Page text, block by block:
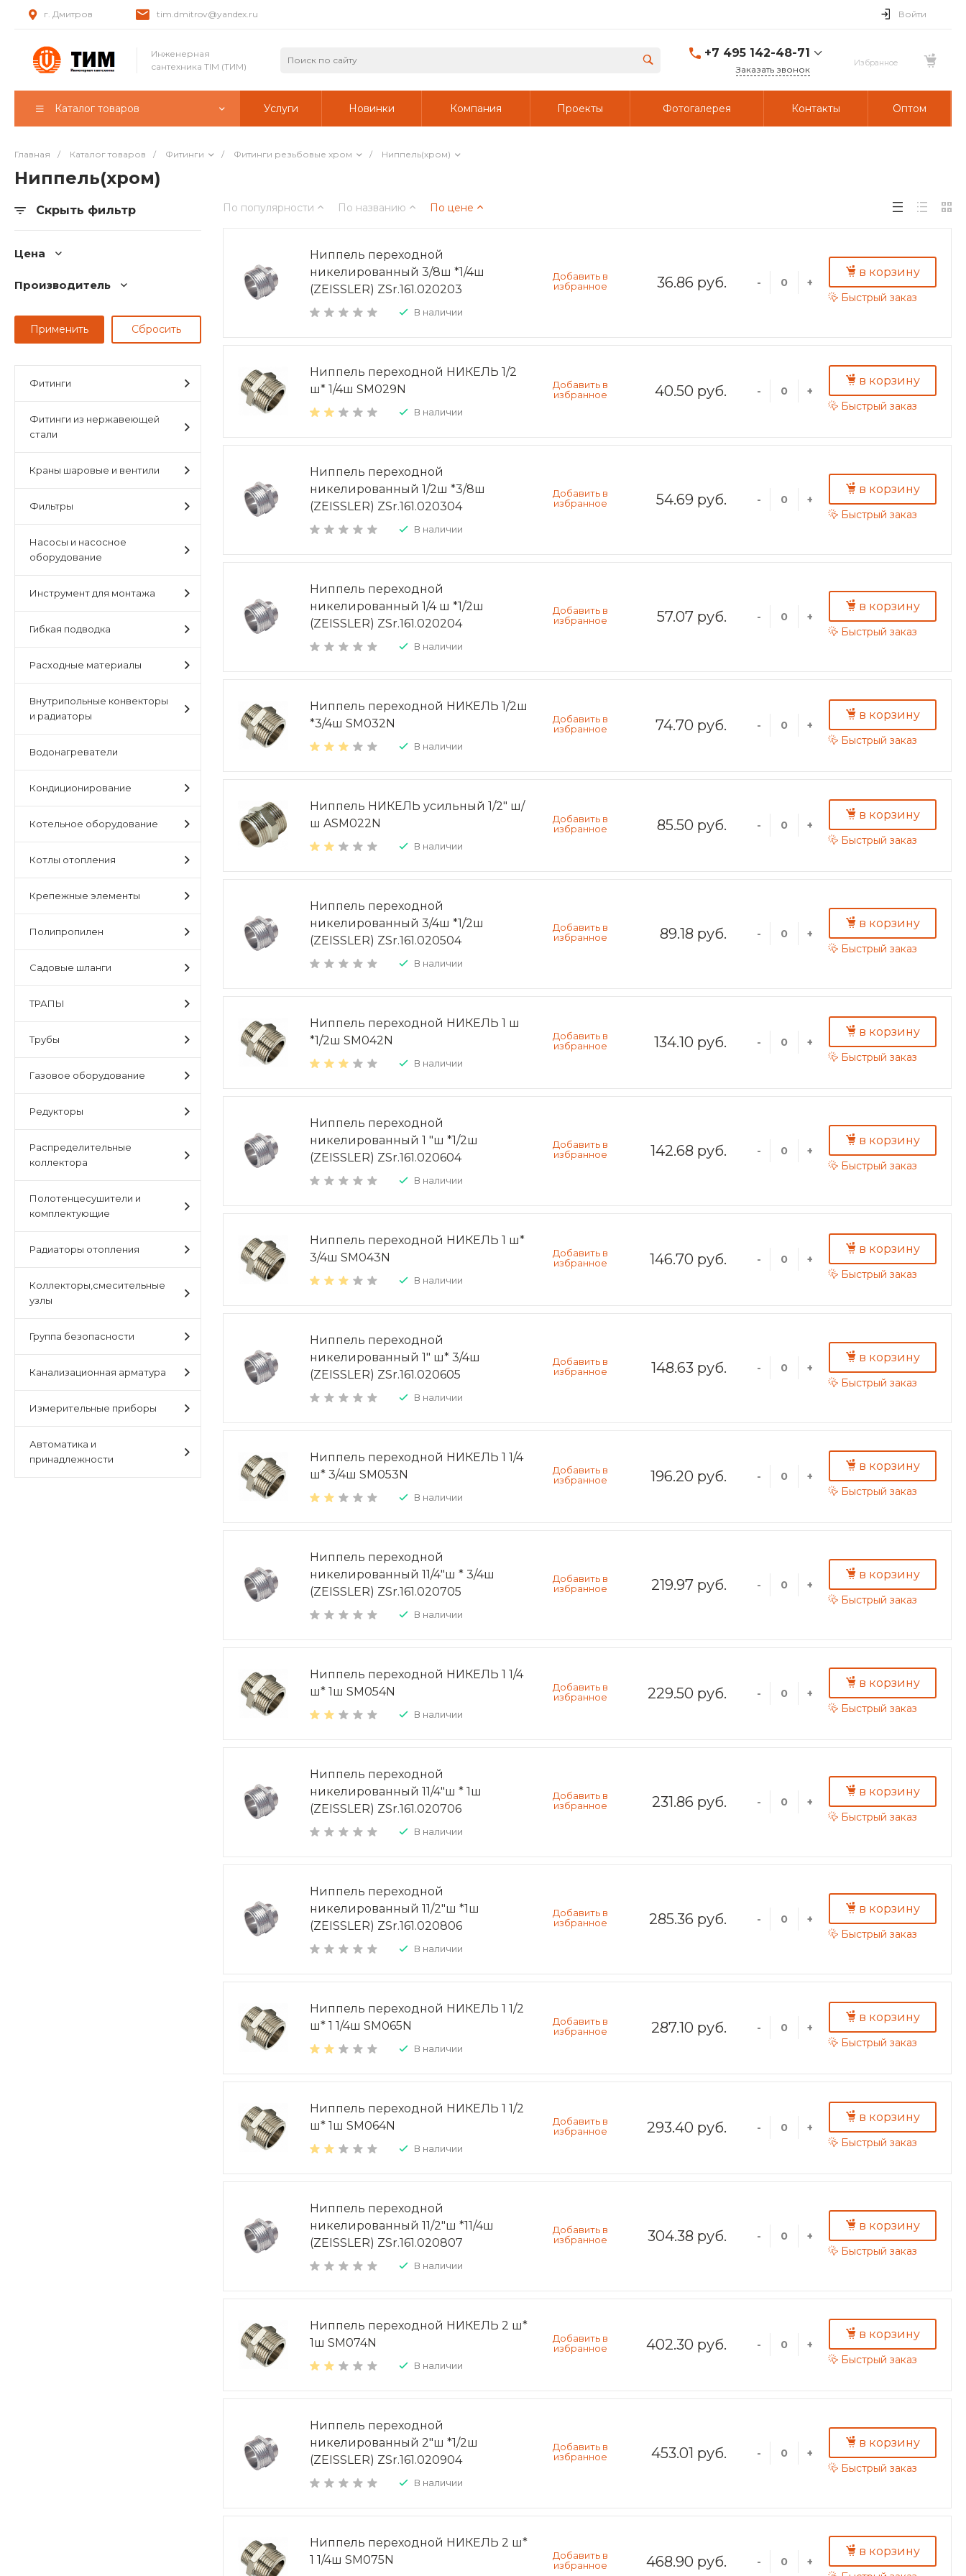
г. Дмитров tim.dmitrov@yandex.ru Войти
Инженерная
сантехника TIM (ТИМ)
+7 495 142-48-71
Заказать звонок
Каталог товаров Услуги Новинки Компания Проекты Фотогалерея Контакты Оптом
Главная / Каталог товаров / Фитинги / Фитинги резьбовые хром / Ниппель(хром)
Ниппель(хром)
Скрыть фильтр
Цена
Производитель
Фитинги
Фитинги из нержавеющей
стали
Краны шаровые и вентили
Фильтры
Насосы и насосное
оборудование
Инструмент для монтажа
Гибкая подводка
Расходные материалы
Внутрипольные конвекторы
и радиаторы
Водонагреватели
Кондиционирование
Котельное оборудование
Котлы отопления
Крепежные элементы
Полипропилен
Садовые шланги
ТРАПЫ
Трубы
Газовое оборудование
Редукторы
Распределительные
коллектора
Полотенцесушители и
комплектующие
Радиаторы отопления
Коллекторы,смесительные
узлы
Группа безопасности
Канализационная арматура
Измерительные приборы
Автоматика и
принадлежности
По популярности По названию По цене
Ниппель переходной
никелированный 3/8ш *1/4ш
(ZEISSLER) ZSr.161.020203
В наличии
36.86 руб. - +
в корзину
Быстрый заказ
Ниппель переходной НИКЕЛЬ 1/2
ш* 1/4ш SM029N
В наличии
40.50 руб. - +
в корзину
Быстрый заказ
Ниппель переходной
никелированный 1/2ш *3/8ш
(ZEISSLER) ZSr.161.020304
В наличии
54.69 руб. - +
в корзину
Быстрый заказ
Ниппель переходной
никелированный 1/4 ш *1/2ш
(ZEISSLER) ZSr.161.020204
В наличии
57.07 руб. - +
в корзину
Быстрый заказ
Ниппель переходной НИКЕЛЬ 1/2ш
*3/4ш SM032N
В наличии
74.70 руб. - +
в корзину
Быстрый заказ
Ниппель НИКЕЛЬ усильный 1/2" ш/
ш ASM022N
В наличии
85.50 руб. - +
в корзину
Быстрый заказ
Ниппель переходной
никелированный 3/4ш *1/2ш
(ZEISSLER) ZSr.161.020504
В наличии
89.18 руб. - +
в корзину
Быстрый заказ
Ниппель переходной НИКЕЛЬ 1 ш
*1/2ш SM042N
В наличии
134.10 руб. - +
в корзину
Быстрый заказ
Ниппель переходной
никелированный 1 "ш *1/2ш
(ZEISSLER) ZSr.161.020604
В наличии
142.68 руб. - +
в корзину
Быстрый заказ
Ниппель переходной НИКЕЛЬ 1 ш*
3/4ш SM043N
В наличии
146.70 руб. - +
в корзину
Быстрый заказ
Ниппель переходной
никелированный 1" ш* 3/4ш
(ZEISSLER) ZSr.161.020605
В наличии
148.63 руб. - +
в корзину
Быстрый заказ
Ниппель переходной НИКЕЛЬ 1 1/4
ш* 3/4ш SM053N
В наличии
196.20 руб. - +
в корзину
Быстрый заказ
Ниппель переходной
никелированный 11/4"ш * 3/4ш
(ZEISSLER) ZSr.161.020705
В наличии
219.97 руб. - +
в корзину
Быстрый заказ
Ниппель переходной НИКЕЛЬ 1 1/4
ш* 1ш SM054N
В наличии
229.50 руб. - +
в корзину
Быстрый заказ
Ниппель переходной
никелированный 11/4"ш * 1ш
(ZEISSLER) ZSr.161.020706
В наличии
231.86 руб. - +
в корзину
Быстрый заказ
Ниппель переходной
никелированный 11/2"ш *1ш
(ZEISSLER) ZSr.161.020806
В наличии
285.36 руб. - +
в корзину
Быстрый заказ
Ниппель переходной НИКЕЛЬ 1 1/2
ш* 1 1/4ш SM065N
В наличии
287.10 руб. - +
в корзину
Быстрый заказ
Ниппель переходной НИКЕЛЬ 1 1/2
ш* 1ш SM064N
В наличии
293.40 руб. - +
в корзину
Быстрый заказ
Ниппель переходной
никелированный 11/2"ш *11/4ш
(ZEISSLER) ZSr.161.020807
В наличии
304.38 руб. - +
в корзину
Быстрый заказ
Ниппель переходной НИКЕЛЬ 2 ш*
1ш SM074N
В наличии
402.30 руб. - +
в корзину
Быстрый заказ
Ниппель переходной
никелированный 2"ш *1/2ш
(ZEISSLER) ZSr.161.020904
В наличии
453.01 руб. - +
в корзину
Быстрый заказ
Ниппель переходной НИКЕЛЬ 2 ш*
1 1/4ш SM075N
468.90 руб. - +
в корзину